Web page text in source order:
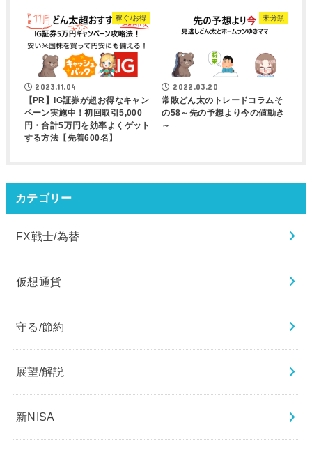
稼ぐ/お得
2023.11.04
【PR】IG証券が超お得なキャン
ペーン実施中！初回取引5,000
円・合計5万円を効率よくゲット
する方法【先着600名】
未分類
2022.03.20
常敗どん太のトレードコラムそ
の58～先の予想より今の値動き
～
カテゴリー
FX戦士/為替
仮想通貨
守る/節約
展望/解説
新NISA